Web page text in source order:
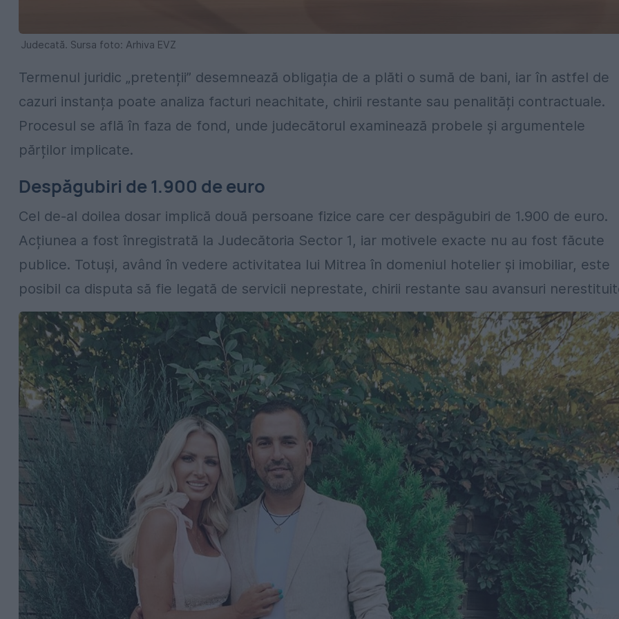
Judecată. Sursa foto: Arhiva EVZ
Termenul juridic „pretenții” desemnează obligația de a plăti o sumă de bani, iar în astfel de
cazuri instanța poate analiza facturi neachitate, chirii restante sau penalități contractuale.
Procesul se află în faza de fond, unde judecătorul examinează probele și argumentele
părților implicate.
Despăgubiri de 1.900 de euro
Cel de-al doilea dosar implică două persoane fizice care cer despăgubiri de 1.900 de euro.
Acțiunea a fost înregistrată la Judecătoria Sector 1, iar motivele exacte nu au fost făcute
publice. Totuși, având în vedere activitatea lui Mitrea în domeniul hotelier și imobiliar, este
posibil ca disputa să fie legată de servicii neprestate, chirii restante sau avansuri